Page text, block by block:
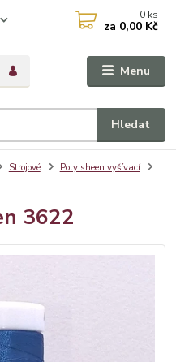
Menu
Hledat
0 ks
za 0,00 Kč
Strojové
Poly sheen vyšívací
3622